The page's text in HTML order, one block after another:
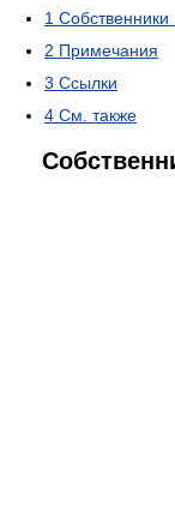
1 Собственники
2 Примечания
3 Ссылки
4 См. также